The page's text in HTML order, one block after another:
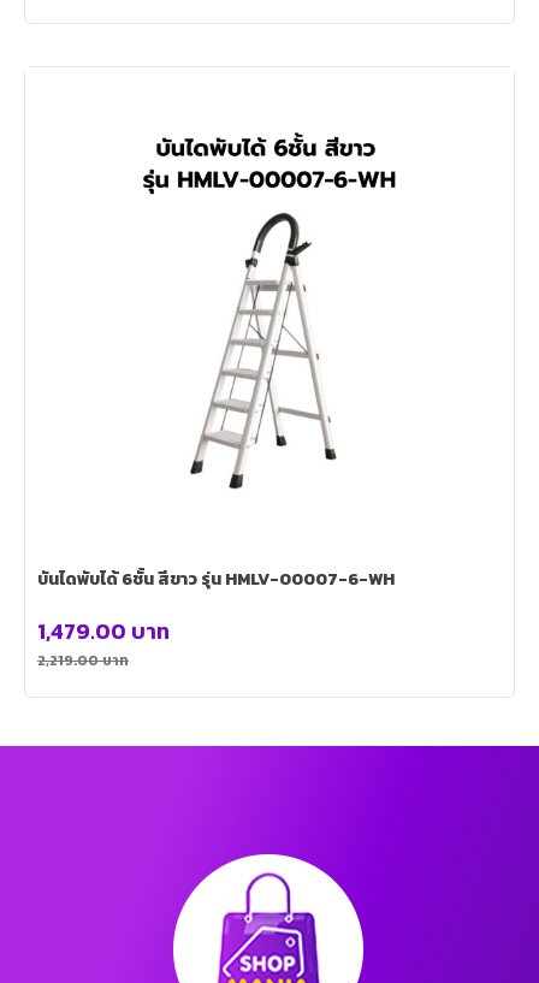
บันไดพับได้ 6ชั้น สีขาว รุ่น HMLV-00007-6-WH
2,219.00บาท
1,479.00 บาท